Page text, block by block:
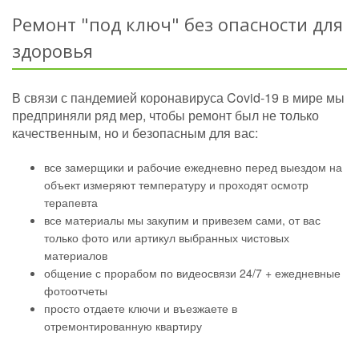
Ремонт "под ключ" без опасности для
здоровья
В связи с пандемией коронавируса Covid-19 в мире мы
предприняли ряд мер, чтобы ремонт был не только
качественным, но и безопасным для вас:
все замерщики и рабочие ежедневно перед выездом на
объект измеряют температуру и проходят осмотр
терапевта
все материалы мы закупим и привезем сами, от вас
только фото или артикул выбранных чистовых
материалов
общение с прорабом по видеосвязи 24/7 + ежедневные
фотоотчеты
просто отдаете ключи и въезжаете в
отремонтированную квартиру